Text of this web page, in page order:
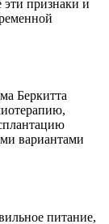
признаки и
Беркитта
вариантами
питание,